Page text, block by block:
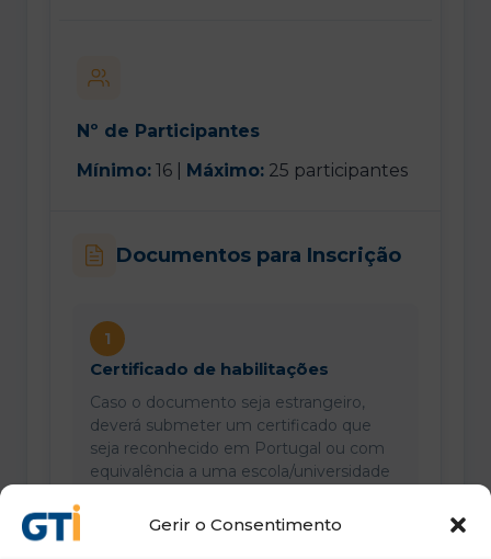
Gerir o Consentimento
Nº de Participantes
Mínimo: 16 | Máximo: 25 participantes
Documentos para Inscrição
1
Certificado de habilitações
Caso o documento seja estrangeiro,
deverá submeter um certificado que
seja reconhecido em Portugal ou com
equivalência a uma escola/universidade